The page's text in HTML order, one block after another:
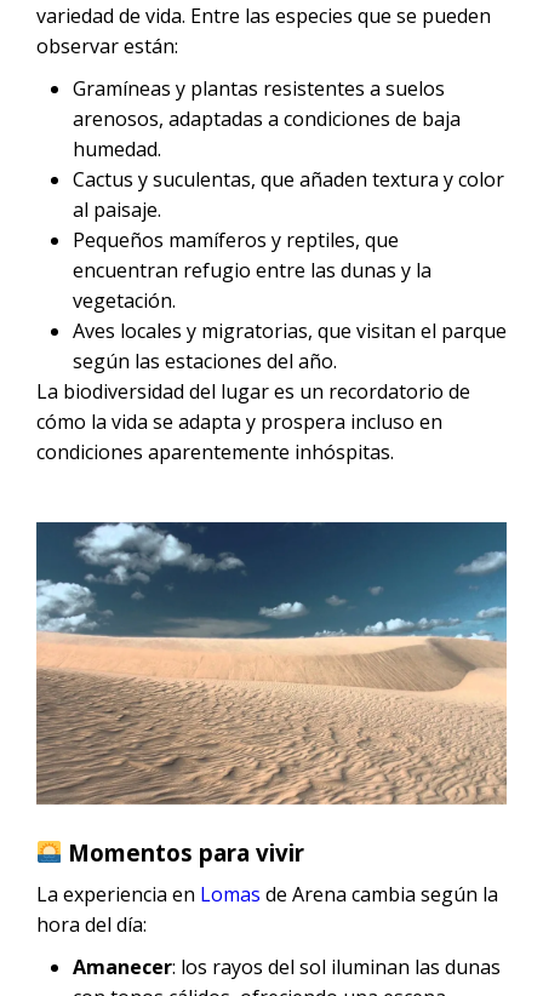
variedad de vida. Entre las especies que se pueden
observar están:
Gramíneas y plantas resistentes a suelos
arenosos, adaptadas a condiciones de baja
humedad.
Cactus y suculentas, que añaden textura y color
al paisaje.
Pequeños mamíferos y reptiles, que
encuentran refugio entre las dunas y la
vegetación.
Aves locales y migratorias, que visitan el parque
según las estaciones del año.
La biodiversidad del lugar es un recordatorio de
cómo la vida se adapta y prospera incluso en
condiciones aparentemente inhóspitas.
Momentos para vivir
La experiencia en Lomas de Arena cambia según la
hora del día:
Amanecer: los rayos del sol iluminan las dunas